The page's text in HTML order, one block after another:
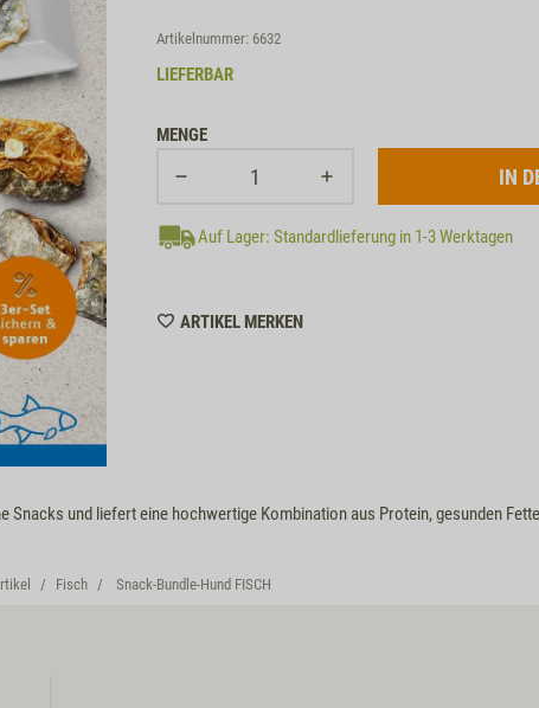
Artikelnummer: 6632
LIEFERBAR
MENGE
Auf Lager: Standardlieferung in 1-3 Werktagen
ARTIKEL MERKENWISHLIST
Snacks und liefert eine hochwertige Kombination aus Protein, gesunden
Fisch Snack-Bundle-Hund FISCH